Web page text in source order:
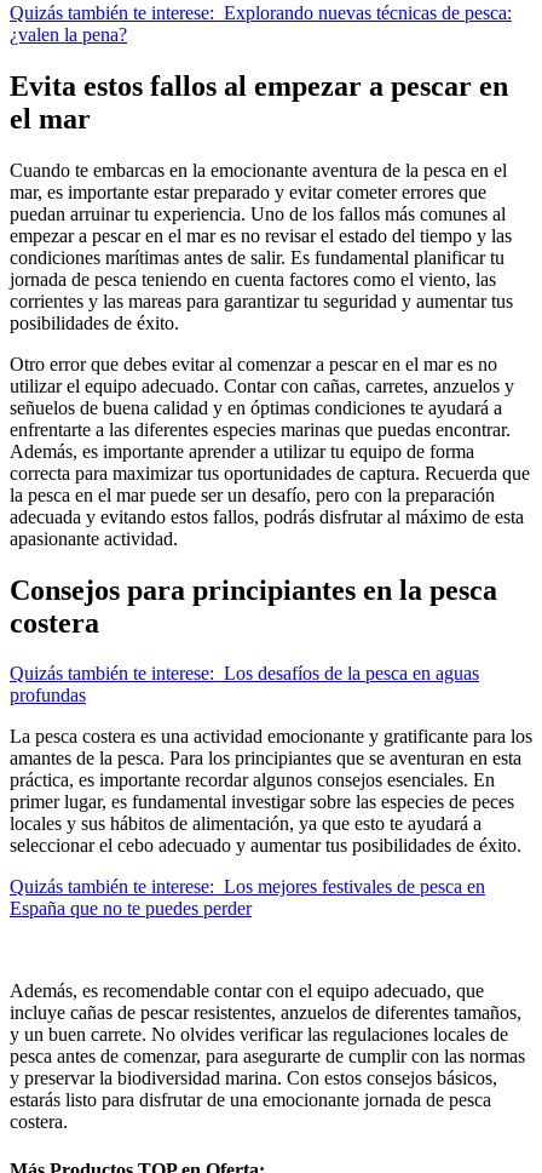
Quizás también te interese: Explorando nuevas técnicas de pesca:
¿valen la pena?
Evita estos fallos al empezar a pescar en
el mar
Cuando te embarcas en la emocionante aventura de la pesca en el
mar, es importante estar preparado y evitar cometer errores que
puedan arruinar tu experiencia. Uno de los fallos más comunes al
empezar a pescar en el mar es no revisar el estado del tiempo y las
condiciones marítimas antes de salir. Es fundamental planificar tu
jornada de pesca teniendo en cuenta factores como el viento, las
corrientes y las mareas para garantizar tu seguridad y aumentar tus
posibilidades de éxito.
Otro error que debes evitar al comenzar a pescar en el mar es no
utilizar el equipo adecuado. Contar con cañas, carretes, anzuelos y
señuelos de buena calidad y en óptimas condiciones te ayudará a
enfrentarte a las diferentes especies marinas que puedas encontrar.
Además, es importante aprender a utilizar tu equipo de forma
correcta para maximizar tus oportunidades de captura. Recuerda que
la pesca en el mar puede ser un desafío, pero con la preparación
adecuada y evitando estos fallos, podrás disfrutar al máximo de esta
apasionante actividad.
Consejos para principiantes en la pesca
costera
Quizás también te interese: Los desafíos de la pesca en aguas
profundas
La pesca costera es una actividad emocionante y gratificante para los
amantes de la pesca. Para los principiantes que se aventuran en esta
práctica, es importante recordar algunos consejos esenciales. En
primer lugar, es fundamental investigar sobre las especies de peces
locales y sus hábitos de alimentación, ya que esto te ayudará a
seleccionar el cebo adecuado y aumentar tus posibilidades de éxito.
Quizás también te interese: Los mejores festivales de pesca en
España que no te puedes perder
Además, es recomendable contar con el equipo adecuado, que
incluye cañas de pescar resistentes, anzuelos de diferentes tamaños,
y un buen carrete. No olvides verificar las regulaciones locales de
pesca antes de comenzar, para asegurarte de cumplir con las normas
y preservar la biodiversidad marina. Con estos consejos básicos,
estarás listo para disfrutar de una emocionante jornada de pesca
costera.